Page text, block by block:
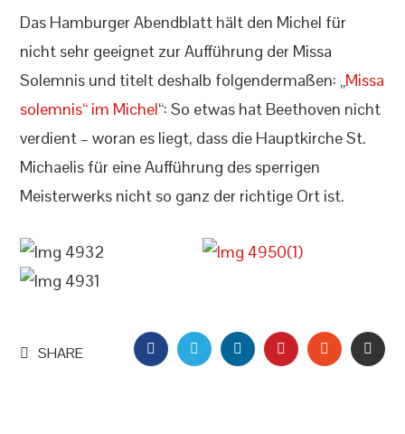
Das Hamburger Abendblatt hält den Michel für
nicht sehr geeignet zur Aufführung der Missa
Solemnis und titelt deshalb folgendermaßen: „Missa
solemnis“ im Michel“: So etwas hat Beethoven nicht
verdient – woran es liegt, dass die Hauptkirche St.
Michaelis für eine Aufführung des sperrigen
Meisterwerks nicht so ganz der richtige Ort ist.
SHARE FACEBOOKTWITTERLINKEDINPINTEREST